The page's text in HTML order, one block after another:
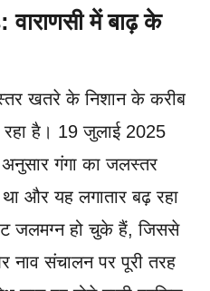
में बाढ़ के
खतरे के निशान के करीब
है। 19 जुलाई 2025
गंगा का जलस्तर
और यह लगातार बढ़ रहा
जलमग्न हो चुके हैं, जिससे
नाव संचालन पर पूरी तरह